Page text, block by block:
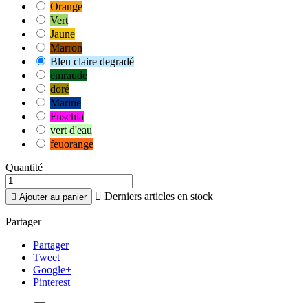
Orange
Vert
Jaune
Marron
Bleu claire degradé
emraude
doré
Marine
Fuschia
vert d'eau
feuorange
Quantité
 Ajouter au panier  Derniers articles en stock
Partager
Partager
Tweet
Google+
Pinterest